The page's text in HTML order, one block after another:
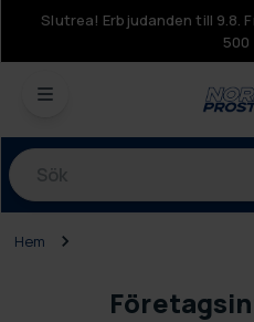
Slutrea! Erbjudanden till 9.8.
500
Produkter
Hem